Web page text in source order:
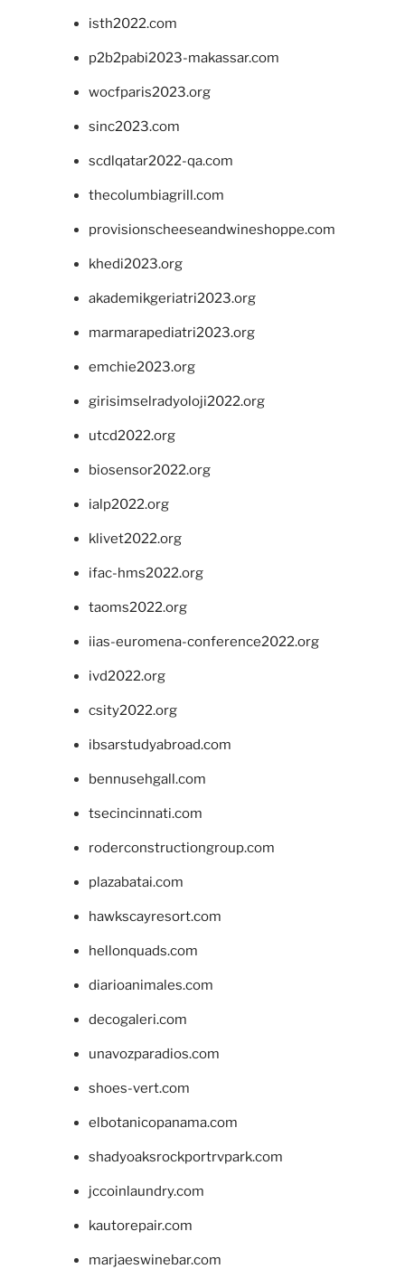
isth2022.com
p2b2pabi2023-makassar.com
wocfparis2023.org
sinc2023.com
scdlqatar2022-qa.com
thecolumbiagrill.com
provisionscheeseandwineshoppe.com
khedi2023.org
akademikgeriatri2023.org
marmarapediatri2023.org
emchie2023.org
girisimselradyoloji2022.org
utcd2022.org
biosensor2022.org
ialp2022.org
klivet2022.org
ifac-hms2022.org
taoms2022.org
iias-euromena-conference2022.org
ivd2022.org
csity2022.org
ibsarstudyabroad.com
bennusehgall.com
tsecincinnati.com
roderconstructiongroup.com
plazabatai.com
hawkscayresort.com
hellonquads.com
diarioanimales.com
decogaleri.com
unavozparadios.com
shoes-vert.com
elbotanicopanama.com
shadyoaksrockportrvpark.com
jccoinlaundry.com
kautorepair.com
marjaeswinebar.com